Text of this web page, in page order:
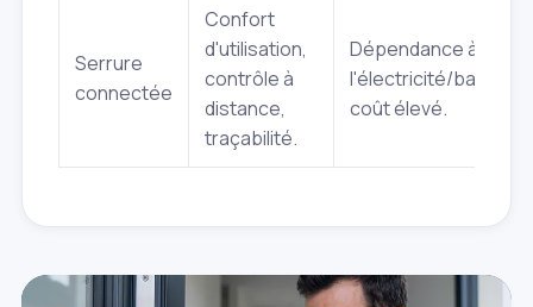
Serrure
connectée
Confort
d'utilisation,
contrôle à
distance,
traçabilité.
Dépendance à
l'électricité/batterie,
coût élevé.